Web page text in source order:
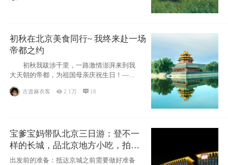
初秋在北京美食同行~ 我终来赴一场
帝都之约
初秋我跋涉千里，一路激情澎湃来到我
大天朝的帝都，为祖国母亲庆祝生日！——
古道麻衣客 2.1万  18
宝爹宝妈带队北京三日游：登不一
样的长城，品北京地方小吃，拍盘
古七星夜景！
出发前的准备：抵达京城之前需要做好准备